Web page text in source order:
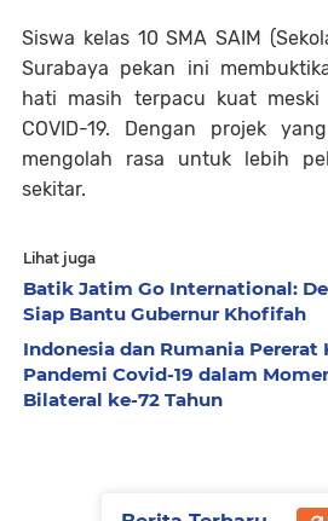
Siswa kelas 10 SMA SAIM
Surabaya pekan ini
hati masih terpacu kuat
COVID-19. Dengan projek
mengolah rasa untuk lebih
sekitar.
Lihat juga
Batik Jatim Go International:
Siap Bantu Gubernur Khofifah
Indonesia dan Rumania Pererat
Pandemi Covid-19 dalam
Bilateral ke-72 Tahun